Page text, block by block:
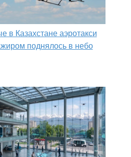
в Казахстане аэротакси
поднялось в небо